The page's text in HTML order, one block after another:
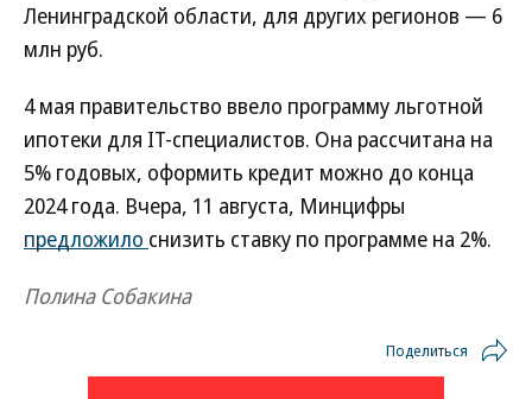
Ленинградской области, для других регионов — 6
млн руб.
4 мая правительство ввело программу льготной
ипотеки для IT-специалистов. Она рассчитана на
5% годовых, оформить кредит можно до конца
2024 года. Вчера, 11 августа, Минцифры
предложило снизить ставку по программе на 2%.
Полина Собакина
Поделиться